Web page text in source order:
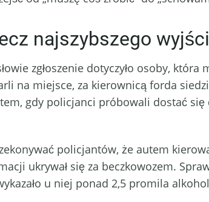
najszybszego
zgłoszenie dotyczyło osoby, która
na miejsce, za kierownicą forda
gdy policjanci próbowali dostać
policjantów, że autem
ukrywał się za beczkowozem.
u niej ponad 2,5 promila